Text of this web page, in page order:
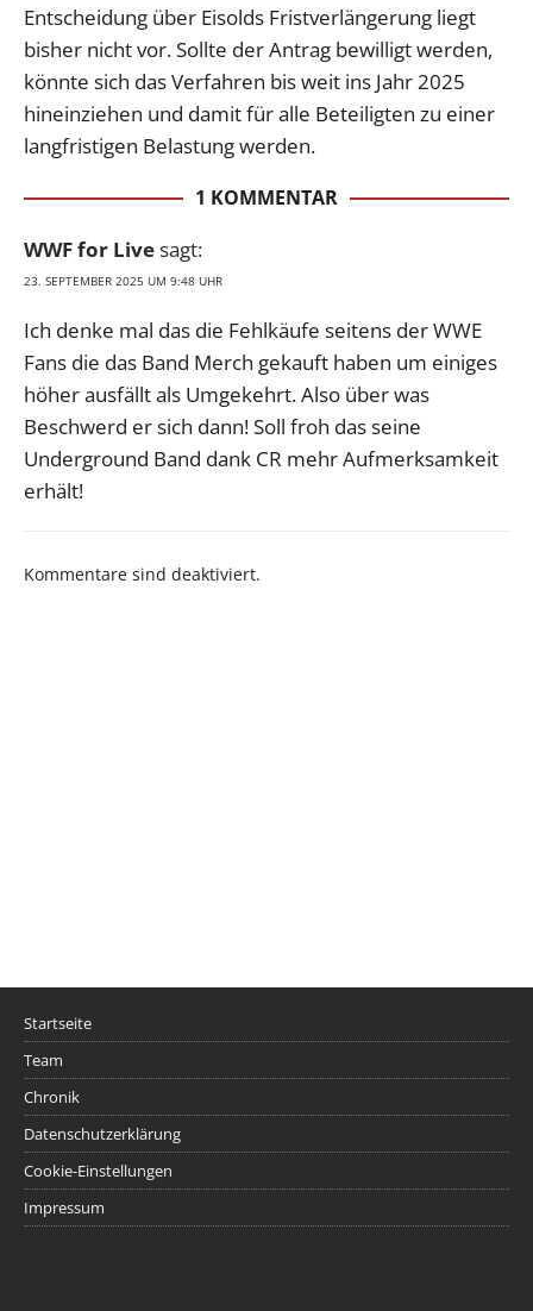
Entscheidung über Eisolds Fristverlängerung liegt
bisher nicht vor. Sollte der Antrag bewilligt werden,
könnte sich das Verfahren bis weit ins Jahr 2025
hineinziehen und damit für alle Beteiligten zu einer
langfristigen Belastung werden.
1 KOMMENTAR
WWF for Livesagt:
23. SEPTEMBER 2025 UM 9:48 UHR
Ich denke mal das die Fehlkäufe seitens der WWE
Fans die das Band Merch gekauft haben um einiges
höher ausfällt als Umgekehrt. Also über was
Beschwerd er sich dann! Soll froh das seine
Underground Band dank CR mehr Aufmerksamkeit
erhält!
Kommentare sind deaktiviert.
Startseite
Team
Chronik
Datenschutzerklärung
Cookie-Einstellungen
Impressum